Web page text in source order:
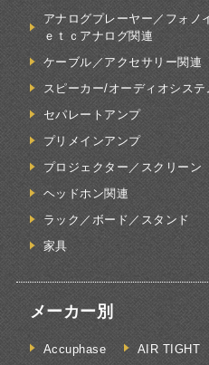
アナログプレーヤー／フォノ
ｅｔｃアナログ関連
ケーブル／アクセサリー関連
スピーカー/オーディオシステ
セパレートアンプ
プリメインアンプ
プロジェクター／スクリーン
ヘッドホン関連
ラック／ボード／スタンド
家具
メーカー別
Accuphase AIR TIGHT